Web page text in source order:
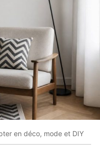
en déco, mode et DIY